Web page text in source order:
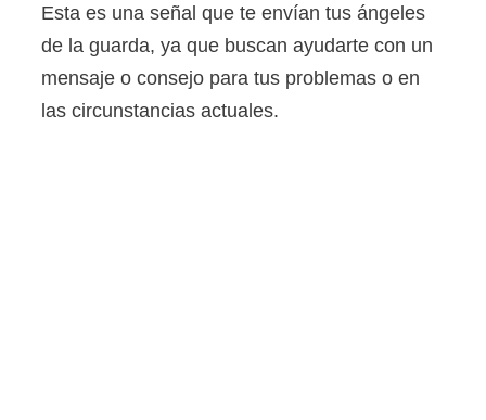
Esta es una señal que te envían tus ángeles
de la guarda, ya que buscan ayudarte con un
mensaje o consejo para tus problemas o en
las circunstancias actuales.